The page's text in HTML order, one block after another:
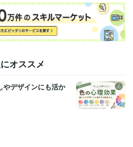
オススメ
やデザインにも活か